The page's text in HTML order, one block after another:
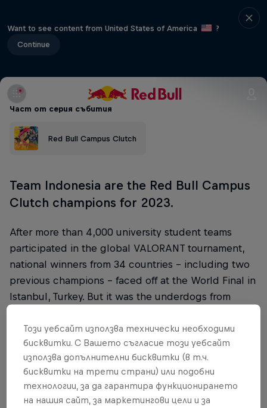
Want to see content from United States of America
?
Continue
Част от серия събития
Red Bull Campus Clutch
Team Indonesia are the Red Bull Campus
Clutch champions for 2023.
After more than 4,000 university student teams
participated in the global VALORANT tournament,
national winners from 34 countries ­– including two
previous champions – faced off at the World Final in
Istanbul, Turkey. But it was the underdogs from
Watch the replay here: twitch.tv/redbull
Партньори
Този уебсайт използва технически необходими
бисквитки. С Вашето съгласие този уебсайт
използва допълнителни бисквитки (в т.ч.
бисквитки на трети страни) или подобни
технологии, за да гарантира функционирането
на нашия сайт, за маркетингови цели и за